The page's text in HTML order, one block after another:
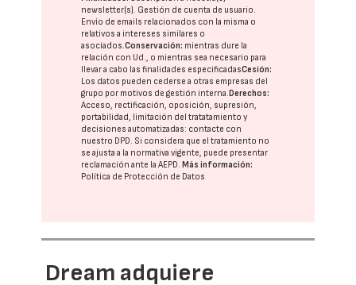
newsletter(s). Gestión de cuenta de usuario.
Envío de emails relacionados con la misma o
relativos a intereses similares o
asociados.Conservación: mientras dure la
relación con Ud., o mientras sea necesario para
llevar a cabo las finalidades especificadasCesión:
Los datos pueden cederse a otras empresas del
grupo por motivos de gestión interna. Derechos:
Acceso, rectificación, oposición, supresión,
portabilidad, limitación del tratatamiento y
decisiones automatizadas: contacte con
nuestro DPD. Si considera que el tratamiento no
se ajusta a la normativa vigente, puede presentar
reclamación ante laAEPD. Más información:
Política de Protección de Datos
Dream adquiere